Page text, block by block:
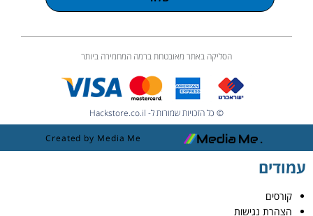
הסליקה באתר מאובטחת ברמה המחמירה ביותר
© כל הזכויות שמורות ל- Hackstore.co.il
Created by Media Me
עמודים
קורסים
הצהרת נגישות